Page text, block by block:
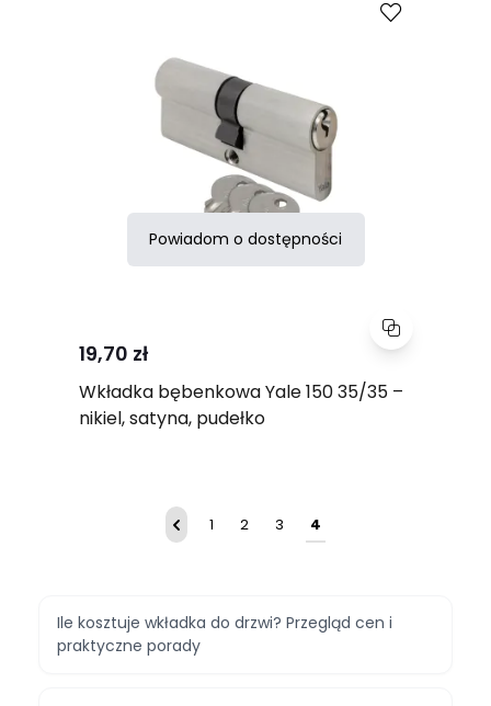
Powiadom o dostępności
19,70 zł
Wkładka bębenkowa Yale 150 35/35 –
nikiel, satyna, pudełko
Strona
StronaStrona
1 Strona
2 Strona
3 Aktualnie czytasz
4
Ile kosztuje wkładka do drzwi? Przegląd cen i
praktyczne porady